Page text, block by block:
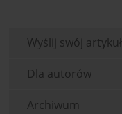
Wyślij swój artykuł
Dla autorów
Archiwum